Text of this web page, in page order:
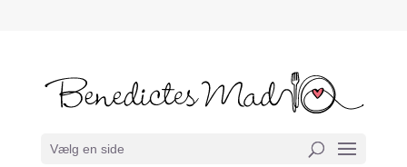
Vælg en side